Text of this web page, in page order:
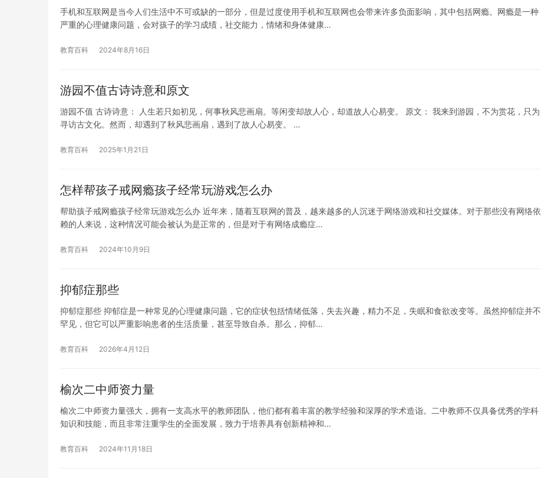
手机和互联网是当今人们生活中不可或缺的一部分，但是过度使用手机和互联网也会带来许多负面影响，其中包括网瘾。网瘾是一种
严重的心理健康问题，会对孩子的学习成绩，社交能力，情绪和身体健康…
教育百科 2024年8月16日
游园不值古诗诗意和原文
游园不值 古诗诗意： 人生若只如初见，何事秋风悲画扇。等闲变却故人心，却道故人心易变。 原文： 我来到游园，不为赏花，只为
寻访古文化。然而，却遇到了秋风悲画扇，遇到了故人心易变。 …
教育百科 2025年1月21日
怎样帮孩子戒网瘾孩子经常玩游戏怎么办
帮助孩子戒网瘾孩子经常玩游戏怎么办 近年来，随着互联网的普及，越来越多的人沉迷于网络游戏和社交媒体。对于那些没有网络依
赖的人来说，这种情况可能会被认为是正常的，但是对于有网络成瘾症…
教育百科 2024年10月9日
抑郁症那些
抑郁症那些 抑郁症是一种常见的心理健康问题，它的症状包括情绪低落，失去兴趣，精力不足，失眠和食欲改变等。虽然抑郁症并不
罕见，但它可以严重影响患者的生活质量，甚至导致自杀。那么，抑郁…
教育百科 2026年4月12日
榆次二中师资力量
榆次二中师资力量强大，拥有一支高水平的教师团队，他们都有着丰富的教学经验和深厚的学术造诣。二中教师不仅具备优秀的学科
知识和技能，而且非常注重学生的全面发展，致力于培养具有创新精神和…
教育百科 2024年11月18日